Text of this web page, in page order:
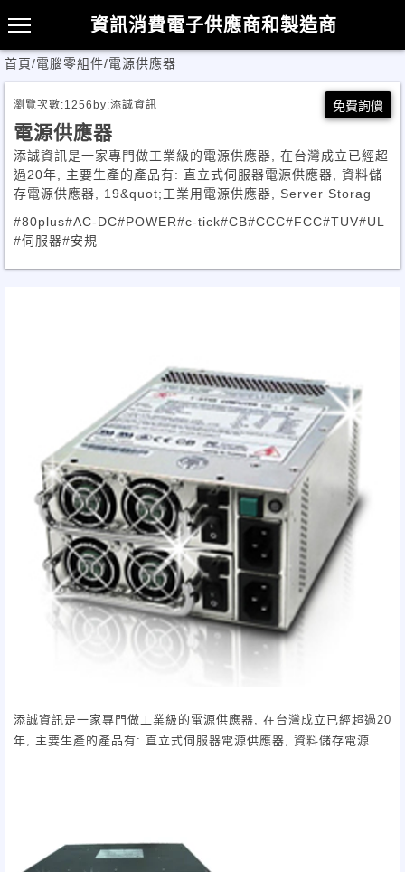
資訊消費電子供應商和製造商
首頁/電腦零組件/電源供應器
瀏覽次數:1256 by:添誠資訊 免費詢價
電源供應器
添誠資訊是一家專門做工業級的電源供應器, 在台灣成立已經超
過20年, 主要生產的產品有: 直立式伺服器電源供應器, 資料儲
存電源供應器, 19&quot;工業用電源供應器, Server Storag
#80plus#AC-DC#POWER#c-tick#CB#CCC#FCC#TUV#UL
#伺服器#安規
添誠資訊是一家專門做工業級的電源供應器, 在台灣成立已經超過20
年, 主要生產的產品有: 直立式伺服器電源供應器, 資料儲存電源供
另外也符合80plus認證.